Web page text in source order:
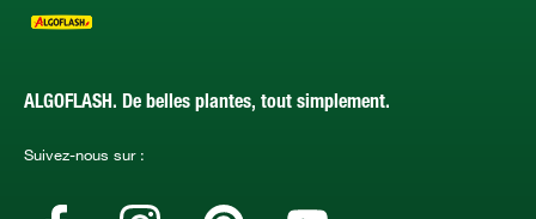
ALGOFLASH. De belles plantes, tout simplement.
Suivez-nous sur :